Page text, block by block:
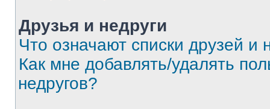
Друзья и недруги
Что означают списки друзей и
Как мне добавлять/удалять
недругов?